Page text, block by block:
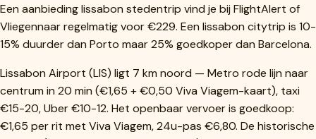
Een aanbieding lissabon stedentrip vind je bij FlightAlert of
Vliegennaar regelmatig voor €229. Een lissabon citytrip is 10-
15% duurder dan Porto maar 25% goedkoper dan Barcelona.
Lissabon Airport (LIS) ligt 7 km noord — Metro rode lijn naar
centrum in 20 min (€1,65 + €0,50 Viva Viagem-kaart), taxi
€15-20, Uber €10-12. Het openbaar vervoer is goedkoop:
€1,65 per rit met Viva Viagem, 24u-pas €6,80. De historische